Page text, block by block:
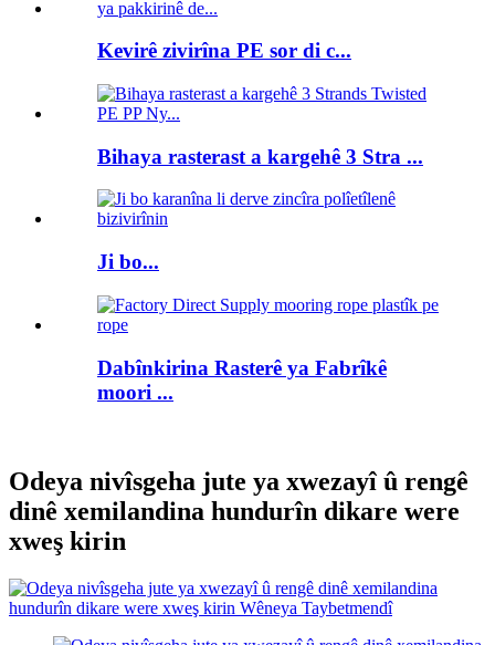
Kevirê zivirîna PE sor di c...
Bihaya rasterast a kargehê 3 Stra ...
Ji bo...
Dabînkirina Rasterê ya Fabrîkê
moori ...
Odeya nivîsgeha jute ya xwezayî û rengê
dinê xemilandina hundurîn dikare were
xweş kirin